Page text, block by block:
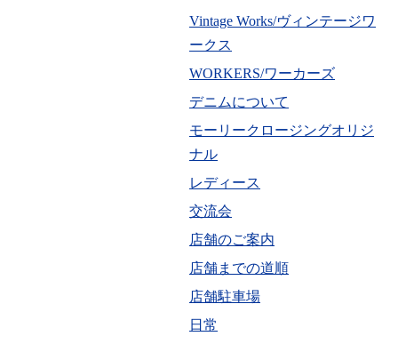
Vintage Works/ヴィンテージワ
ークス
WORKERS/ワーカーズ
デニムについて
モーリークロージングオリジ
ナル
レディース
交流会
店舗のご案内
店舗までの道順
店舗駐車場
日常